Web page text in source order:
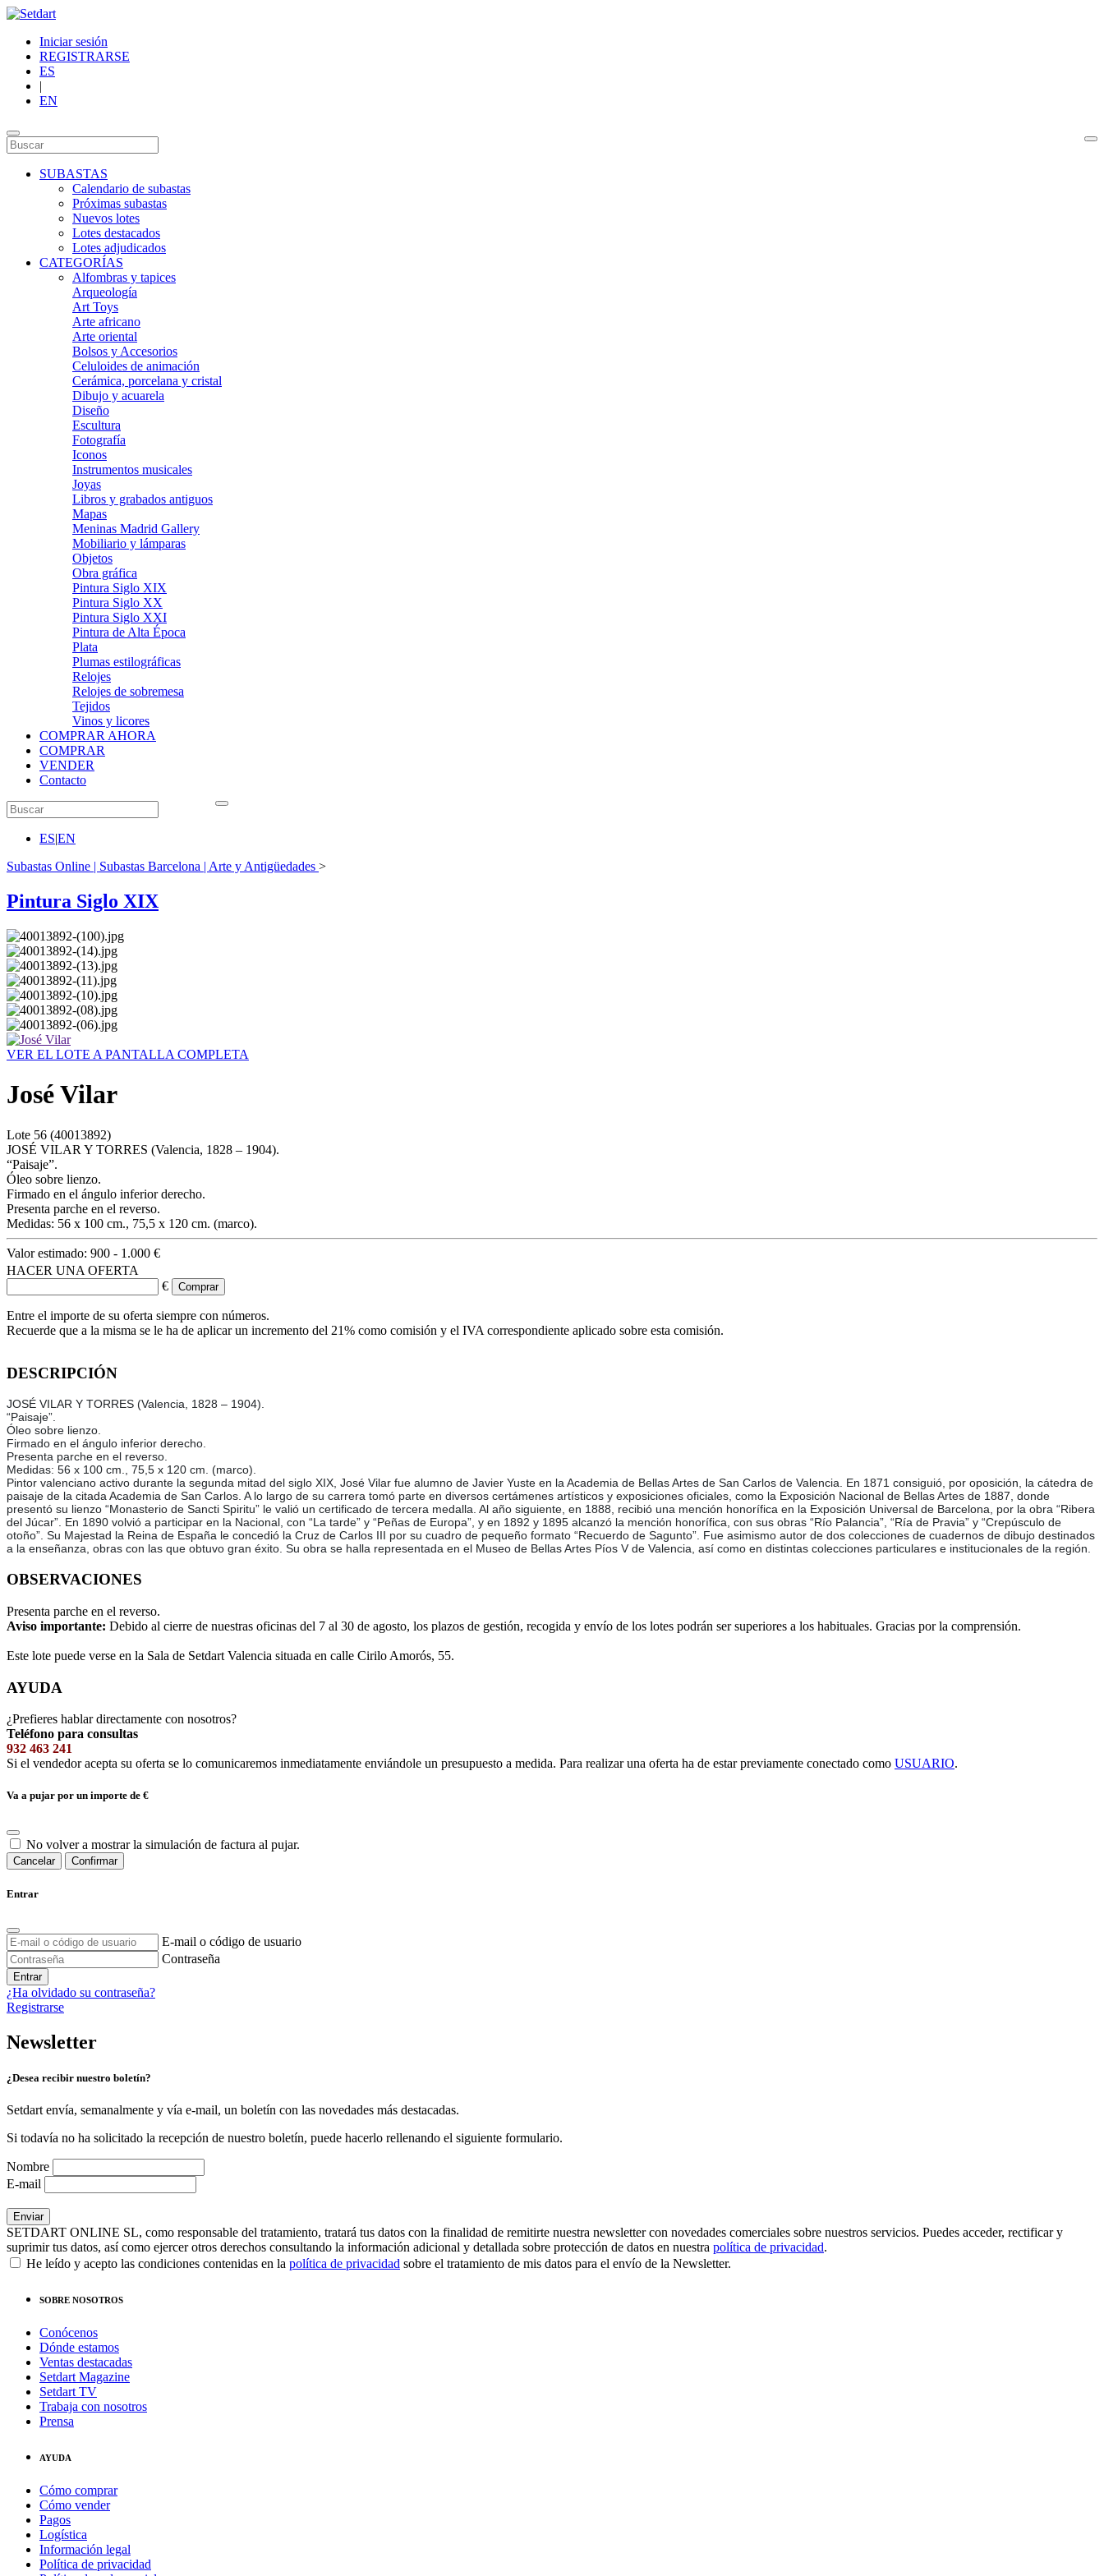
Iniciar sesión
REGISTRARSE
ES
|
EN
SUBASTAS
Calendario de subastas
Próximas subastas
Nuevos lotes
Lotes destacados
Lotes adjudicados
CATEGORÍAS
Alfombras y tapices
Arqueología
Art Toys
Arte africano
Arte oriental
Bolsos y Accesorios
Celuloides de animación
Cerámica, porcelana y cristal
Dibujo y acuarela
Diseño
Escultura
Fotografía
Iconos
Instrumentos musicales
Joyas
Libros y grabados antiguos
Mapas
Meninas Madrid Gallery
Mobiliario y lámparas
Objetos
Obra gráfica
Pintura Siglo XIX
Pintura Siglo XX
Pintura Siglo XXI
Pintura de Alta Época
Plata
Plumas estilográficas
Relojes
Relojes de sobremesa
Tejidos
Vinos y licores
COMPRAR AHORA
COMPRAR
VENDER
Contacto
ES|EN
Subastas Online | Subastas Barcelona | Arte y Antigüedades >
Pintura Siglo XIX
VER EL LOTE A PANTALLA COMPLETA
José Vilar
Lote 56 (40013892)
JOSÉ VILAR Y TORRES (Valencia, 1828 – 1904).
“Paisaje”.
Óleo sobre lienzo.
Firmado en el ángulo inferior derecho.
Presenta parche en el reverso.
Medidas: 56 x 100 cm., 75,5 x 120 cm. (marco).
Valor estimado: 900 - 1.000 €
HACER UNA OFERTA
€
Entre el importe de su oferta siempre con números.
Recuerde que a la misma se le ha de aplicar un incremento del 21% como comisión y el IVA correspondiente aplicado sobre esta comisión.
DESCRIPCIÓN
JOSÉ VILAR Y TORRES (Valencia, 1828 – 1904).
“Paisaje”.
Óleo sobre lienzo.
Firmado en el ángulo inferior derecho.
Presenta parche en el reverso.
Medidas: 56 x 100 cm., 75,5 x 120 cm. (marco).
Pintor valenciano activo durante la segunda mitad del siglo XIX, José Vilar fue alumno de Javier Yuste en la Academia de Bellas Artes de San Carlos de Valencia. En 1871 consiguió, por oposición, la cátedra de
paisaje de la citada Academia de San Carlos. A lo largo de su carrera tomó parte en diversos certámenes artísticos y exposiciones oficiales, como la Exposición Nacional de Bellas Artes de 1887, donde
presentó su lienzo “Monasterio de Sancti Spiritu” le valió un certificado de tercera medalla. Al año siguiente, en 1888, recibió una mención honorífica en la Exposición Universal de Barcelona, por la obra “Ribera
del Júcar”. En 1890 volvió a participar en la Nacional, con “La tarde” y “Peñas de Europa”, y en 1892 y 1895 alcanzó la mención honorífica, con sus obras “Río Palancia”, “Ría de Pravia” y “Crepúsculo de
otoño”. Su Majestad la Reina de España le concedió la Cruz de Carlos III por su cuadro de pequeño formato “Recuerdo de Sagunto”. Fue asimismo autor de dos colecciones de cuadernos de dibujo destinados
a la enseñanza, obras con las que obtuvo gran éxito. Su obra se halla representada en el Museo de Bellas Artes Píos V de Valencia, así como en distintas colecciones particulares e institucionales de la región.
OBSERVACIONES
Presenta parche en el reverso.
Aviso importante: Debido al cierre de nuestras oficinas del 7 al 30 de agosto, los plazos de gestión, recogida y envío de los lotes podrán ser superiores a los habituales. Gracias por la comprensión.
Este lote puede verse en la Sala de Setdart Valencia situada en calle Cirilo Amorós, 55.
AYUDA
¿Prefieres hablar directamente con nosotros?
Teléfono para consultas
932 463 241
Si el vendedor acepta su oferta se lo comunicaremos inmediatamente enviándole un presupuesto a medida. Para realizar una oferta ha de estar previamente conectado como USUARIO.
Va a pujar por un importe de €
No volver a mostrar la simulación de factura al pujar.
Cancelar Confirmar
Entrar
E-mail o código de usuario
Contraseña
Entrar
¿Ha olvidado su contraseña?
Registrarse
Newsletter
¿Desea recibir nuestro boletín?
Setdart envía, semanalmente y vía e-mail, un boletín con las novedades más destacadas.
Si todavía no ha solicitado la recepción de nuestro boletín, puede hacerlo rellenando el siguiente formulario.
Nombre
E-mail
SETDART ONLINE SL, como responsable del tratamiento, tratará tus datos con la finalidad de remitirte nuestra newsletter con novedades comerciales sobre nuestros servicios. Puedes acceder, rectificar y
suprimir tus datos, así como ejercer otros derechos consultando la información adicional y detallada sobre protección de datos en nuestra política de privacidad.
He leído y acepto las condiciones contenidas en la política de privacidad sobre el tratamiento de mis datos para el envío de la Newsletter.
SOBRE NOSOTROS
Conócenos
Dónde estamos
Ventas destacadas
Setdart Magazine
Setdart TV
Trabaja con nosotros
Prensa
AYUDA
Cómo comprar
Cómo vender
Pagos
Logística
Información legal
Política de privacidad